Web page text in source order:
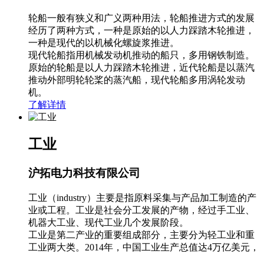
轮船一般有狭义和广义两种用法，轮船推进方式的发展
经历了两种方式，一种是原始的以人力踩踏木轮推进，
一种是现代的以机械化螺旋浆推进。
现代轮船指用机械发动机推动的船只，多用钢铁制造。
原始的轮船是以人力踩踏木轮推进，近代轮船是以蒸汽
推动外部明轮轮桨的蒸汽船，现代轮船多用涡轮发动
机。
了解详情
工业
沪拓电力科技有限公司
工业（industry）主要是指原料采集与产品加工制造的产
业或工程。工业是社会分工发展的产物，经过手工业、
机器大工业、现代工业几个发展阶段。
工业是第二产业的重要组成部分，主要分为轻工业和重
工业两大类。2014年，中国工业生产总值达4万亿美元，